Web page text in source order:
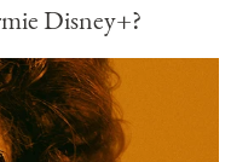
Disney+?